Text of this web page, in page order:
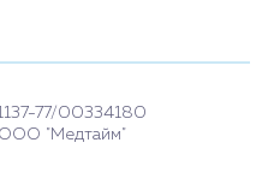
77/00334180
ООО "Медтайм"